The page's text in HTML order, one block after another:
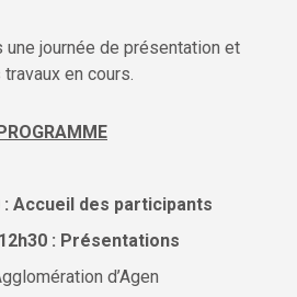
une journée de présentation et
en cours.
PROGRAMME
: Accueil des participants
: Présentations
d’Agen